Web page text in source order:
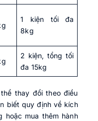
1 kiện tối đa
8kg
2 kiện, tổng tối
đa 15kg
thay đổi theo điều
biết quy định về kích
hoặc mua thêm hành